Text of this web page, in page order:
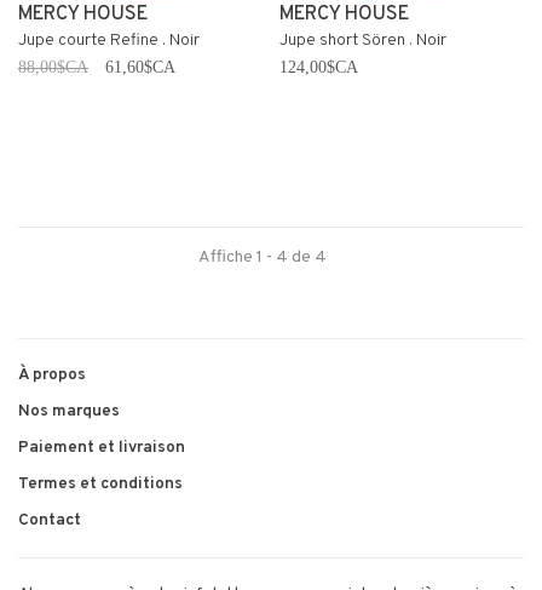
MERCY HOUSE
Jupe courte Refine . Noir
88,00$CA 61,60$CA
MERCY HOUSE
Jupe short Sören . Noir
124,00$CA
Affiche 1 - 4 de 4
À propos
Nos marques
Paiement et livraison
Termes et conditions
Contact